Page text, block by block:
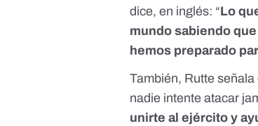
dice, en inglés: “Lo
mundo sabiendo
hemos preparado
También, Rutte
nadie intente atacar
unirte al ejército y